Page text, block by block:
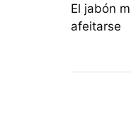
El jabón
afeitarse